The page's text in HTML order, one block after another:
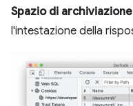
Spazio di
l'intestazione della